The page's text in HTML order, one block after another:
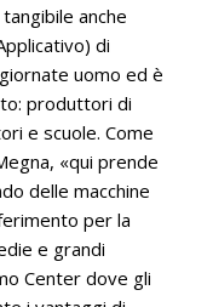
anche
di
uomo ed è
produttori di
e scuole. Come
«qui prende
delle macchine
per la
e grandi
Center dove gli